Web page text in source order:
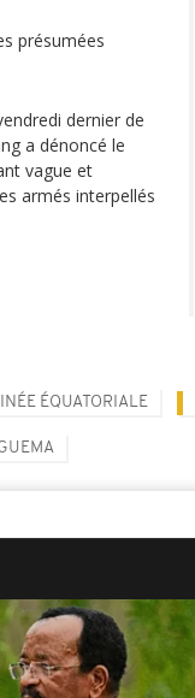
présumées
dernier de
a dénoncé le
vague et
armés interpellés
ÉQUATORIALE